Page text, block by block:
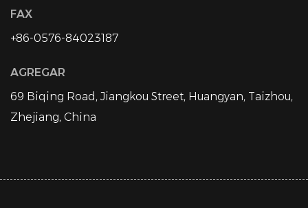
FAX
+86-0576-84023187
AGREGAR
69 Biqing Road, Jiangkou Street, Huangyan, Taizhou,
Zhejiang, China